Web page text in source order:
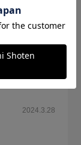
2024.3.28